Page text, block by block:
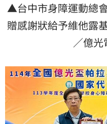
▲台中市身障運動總
贈感謝狀給予維他露
／億光